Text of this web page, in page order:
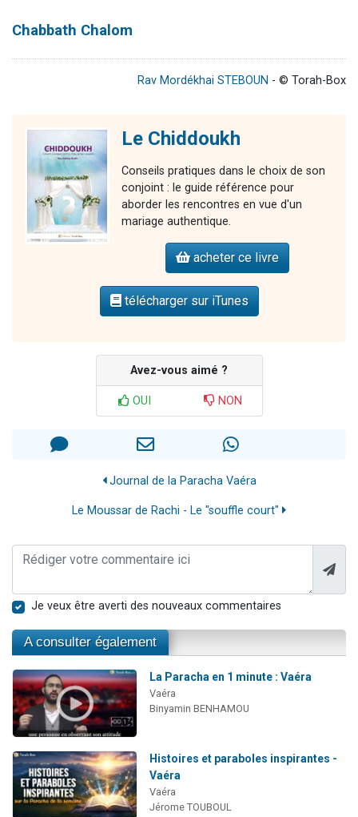
Chabbath Chalom
Rav Mordékhai STEBOUN - © Torah-Box
Le Chiddoukh
Conseils pratiques dans le choix de son
conjoint : le guide référence pour
aborder les rencontres en vue d'un
mariage authentique.
acheter ce livre
télécharger sur iTunes
Avez-vous aimé ?
OUI NON
Journal de la Paracha Vaéra
Le Moussar de Rachi - Le "souffle court"
Je veux être averti des nouveaux commentaires
A consulter également
La Paracha en 1 minute : Vaéra
Vaéra
Binyamin BENHAMOU
Histoires et paraboles inspirantes -
Vaéra
Vaéra
Jérome TOUBOUL